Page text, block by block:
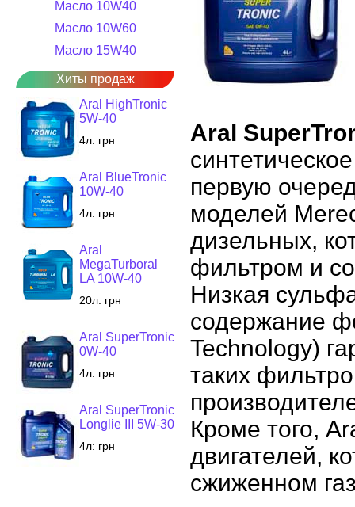
Масло 10W40
Масло 10W60
Масло 15W40
Хиты продаж
Aral HighTronic
5W-40
4л: грн
Aral BlueTronic
10W-40
4л: грн
Aral
MegaTurboral
LA 10W-40
20л: грн
Aral SuperTronic
0W-40
4л: грн
Aral SuperTronic
Longlie III 5W-30
4л: грн
Aral
первую
моделей
дизельных,
фильтром и
Низкая
содержание
Technology)
таких
Кроме того,
двигателей,
сжиженном